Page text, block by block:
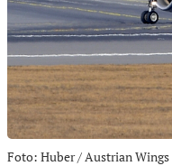
Foto: Huber / Austrian Wings